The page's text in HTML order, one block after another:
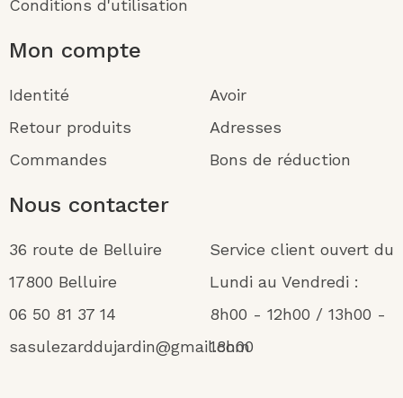
Conditions d'utilisation
Mon compte
Identité
Retour produits
Commandes
Avoir
Adresses
Bons de réduction
Nous contacter
36 route de Belluire
17800 Belluire
06 50 81 37 14
sasulezarddujardin@gmail.com
Service client ouvert du
Lundi au Vendredi :
8h00 - 12h00 / 13h00 -
18h00